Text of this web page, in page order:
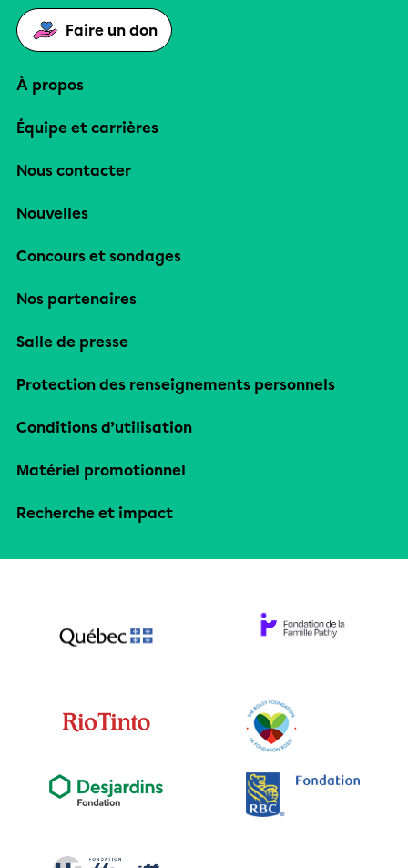
Faire un don
À propos
Équipe et carrières
Nous contacter
Nouvelles
Concours et sondages
Nos partenaires
Salle de presse
Protection des renseignements personnels
Conditions d’utilisation
Matériel promotionnel
Recherche et impact